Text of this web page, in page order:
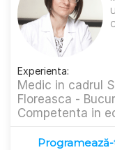
Experienta:
Medic in cadrul
Floreasca -
Competenta in